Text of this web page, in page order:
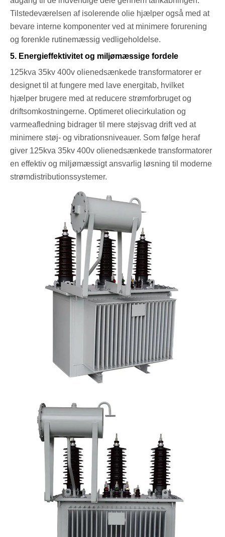
Tilstedeværelsen af ​​isolerende olie hjælper også med at
bevare interne komponenter ved at minimere forurening
og forenkle rutinemæssig vedligeholdelse.
5. Energieffektivitet og miljømæssige fordele
125kva 35kv 400v olienedsænkede transformatorer er
designet til at fungere med lave energitab, hvilket
hjælper brugere med at reducere strømforbruget og
driftsomkostningerne. Optimeret oliecirkulation og
varmeafledning bidrager til mere støjsvag drift ved at
minimere støj- og vibrationsniveauer. Som følge heraf
giver 125kva 35kv 400v olienedsænkede transformatorer
en effektiv og miljømæssigt ansvarlig løsning til moderne
strømdistributionssystemer.